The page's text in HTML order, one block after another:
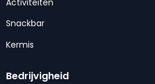
Activiteiten
Snackbar
Kermis
Bedrijvigheid